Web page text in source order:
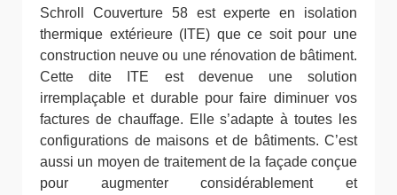
Schroll Couverture 58 est experte en isolation
thermique extérieure (ITE) que ce soit pour une
construction neuve ou une rénovation de bâtiment.
Cette dite ITE est devenue une solution
irremplaçable et durable pour faire diminuer vos
factures de chauffage. Elle s’adapte à toutes les
configurations de maisons et de bâtiments. C’est
aussi un moyen de traitement de la façade conçue
pour augmenter considérablement et